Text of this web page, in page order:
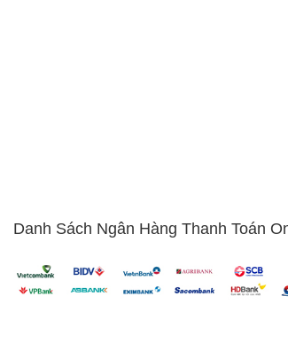
chụp ảnh là một điện thoại thông minh với
thông minh?
giải trí.
Danh Sách Ngân Hàng Thanh Toán